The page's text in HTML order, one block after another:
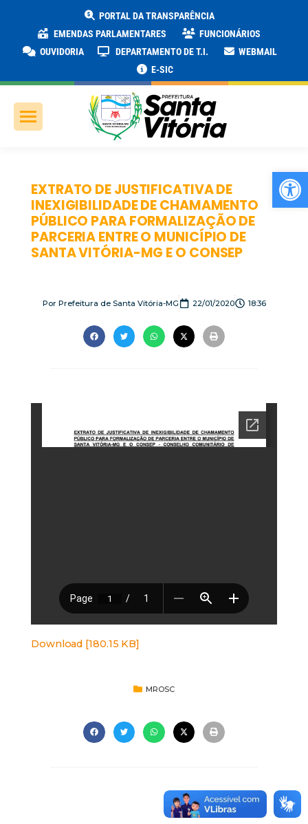
PORTAL DA TRANSPARÊNCIA
EMENDAS PARLAMENTARES
FUNCIONÁRIOS
OUVIDORIA
DEPARTAMENTO DE T.I.
WEBMAIL
E-SIC
EXTRATO DE JUSTIFICATIVA DE
INEXIGIBILIDADE DE CHAMAMENTO
PÚBLICO PARA FORMALIZAÇÃO DE
PARCERIA ENTRE O MUNICÍPIO DE
SANTA VITÓRIA-MG E O CONSEP
PorPrefeitura de Santa Vitória-MG 22/01/2020 18:36
Download [180.15 KB]
MROSC